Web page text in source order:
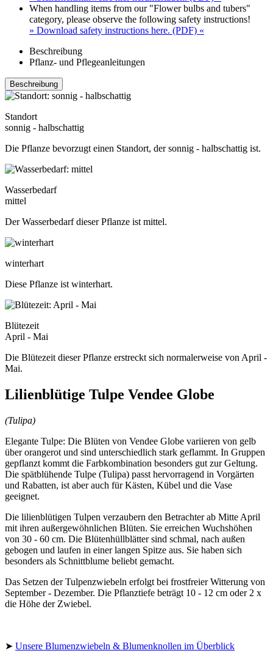
When handling items from our "Flower bulbs and tubers"
category, please observe the following safety instructions!
» Download safety instructions here. (PDF) «
Beschreibung
Pflanz- und Pflegeanleitungen
Beschreibung
Standort
sonnig - halbschattig
Die Pflanze bevorzugt einen Standort, der sonnig - halbschattig ist.
Wasserbedarf
mittel
Der Wasserbedarf dieser Pflanze ist mittel.
winterhart
Diese Pflanze ist winterhart.
Blütezeit
April - Mai
Die Blütezeit dieser Pflanze erstreckt sich normalerweise von April -
Mai.
Lilienblütige Tulpe Vendee Globe
(Tulipa)
Elegante Tulpe: Die Blüten von Vendee Globe variieren von gelb
über orangerot und sind unterschiedlich stark geflammt. In Gruppen
gepflanzt kommt die Farbkombination besonders gut zur Geltung.
Die spätblühende Tulpe (Tulipa) passt hervorragend in Vorgärten
und Rabatten, ist aber auch für Kästen, Kübel und die Vase
geeignet.
Die lilienblütigen Tulpen verzaubern den Betrachter ab Mitte April
mit ihren außergewöhnlichen Blüten. Sie erreichen Wuchshöhen
von 30 - 60 cm. Die Blütenhüllblätter sind schmal, nach außen
gebogen und laufen in einer langen Spitze aus. Sie haben sich
besonders als Schnittblume beliebt gemacht.
Das Setzen der Tulpenzwiebeln erfolgt bei frostfreier Witterung von
September - Dezember. Die Pflanztiefe beträgt 10 - 12 cm oder 2 x
die Höhe der Zwiebel.
➤ Unsere Blumenzwiebeln & Blumenknollen im Überblick